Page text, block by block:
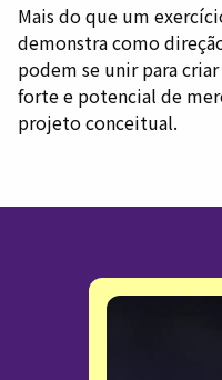
Mais do que um
demonstra como
podem se unir para
forte e potencial de
projeto conceitual.